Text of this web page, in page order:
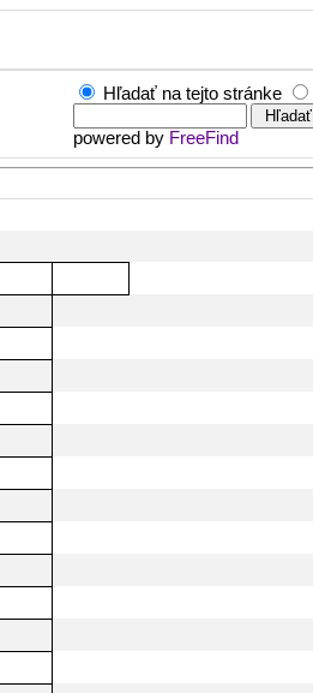
Hľadať na tejto stránke
powered by FreeFind